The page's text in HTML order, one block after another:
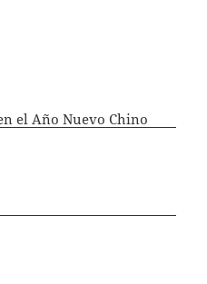
el Año Nuevo Chino